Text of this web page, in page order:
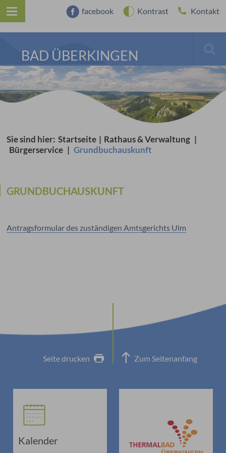
facebook Kontrast Kontakt
BAD ÜBERKINGEN
Sie sind hier: Startseite | Rathaus & Verwaltung |
Bürgerservice | Grundbuchauskunft
GRUNDBUCHAUSKUNFT
Antragsformular des zuständigen Amtsgerichts Ulm
Seite drucken Zum Seitenanfang
Kalender